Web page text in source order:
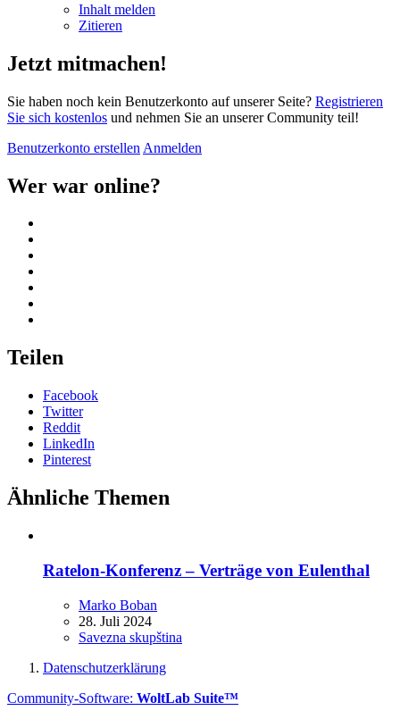
Inhalt melden
Zitieren
Jetzt mitmachen!
Sie haben noch kein Benutzerkonto auf unserer Seite? Registrieren
Sie sich kostenlos und nehmen Sie an unserer Community teil!
Benutzerkonto erstellen Anmelden
Wer war online?
Teilen
Facebook
Twitter
Reddit
LinkedIn
Pinterest
Ähnliche Themen
Ratelon-Konferenz – Verträge von Eulenthal
Marko Boban
28. Juli 2024
Savezna skupština
Datenschutzerklärung
Community-Software: WoltLab Suite™